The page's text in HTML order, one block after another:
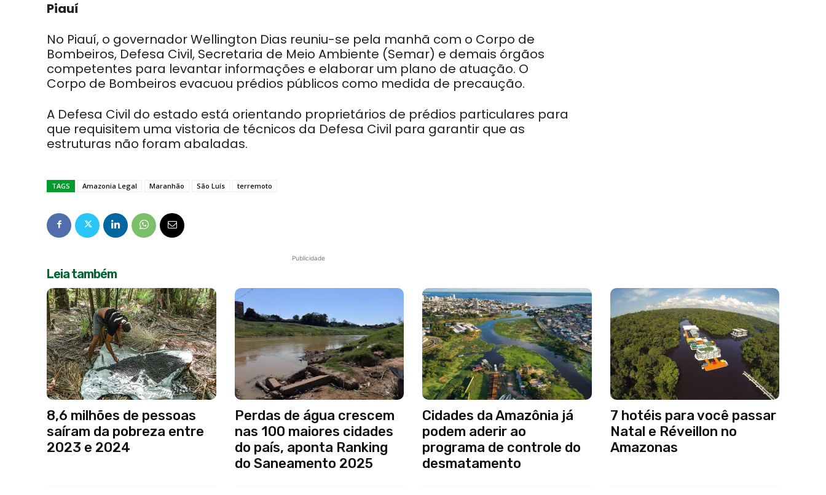
Piauí
No Piauí, o governador Wellington Dias reuniu-se pela manhã com o Corpo de
Bombeiros, Defesa Civil, Secretaria de Meio Ambiente (Semar) e demais órgãos
competentes para levantar informações e elaborar um plano de atuação. O
Corpo de Bombeiros evacuou prédios públicos como medida de precaução.
A Defesa Civil do estado está orientando proprietários de prédios particulares para
que requisitem uma vistoria de técnicos da Defesa Civil para garantir que as
estruturas não foram abaladas.
TAGS Amazonia Legal Maranhão São Luís terremoto
Publicidade
Leia também
8,6 milhões de pessoas
saíram da pobreza entre
2023 e 2024
Perdas de água crescem
nas 100 maiores cidades
do país, aponta Ranking
do Saneamento 2025
Cidades da Amazônia já
podem aderir ao
programa de controle do
desmatamento
7 hotéis para você passar
Natal e Réveillon no
Amazonas